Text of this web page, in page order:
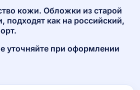
кожи. Обложки из старой
подходят как на российский,
уточняйте при оформлении